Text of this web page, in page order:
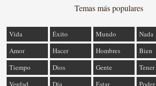
Temas más populares
Vida Éxito Mundo
Nada
Amor
Hacer Hombres
Bien
Tiempo
Dios Gente
Tener
Verdad
Día Estar
Poder